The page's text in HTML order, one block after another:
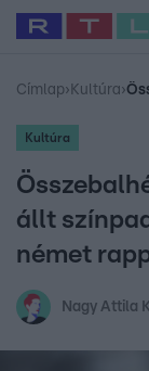
Legfrissebb RTL
Babits Marcella
Címlap› Kultúra›
Kultúra
állt
német
Nagy Attila